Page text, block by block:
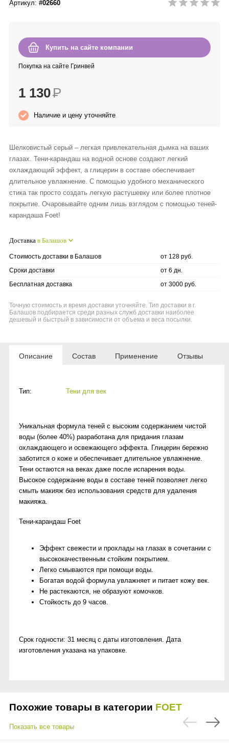
Intilia
Happy Dew
Enjoy Care
Green Minds
Артикул: #02660
Купить на сайте компании
Покупка на сайте Гринвей
1 130Р
Наличие и цену уточняйте
Шелковистый серый – легкая привлекательная дымка на ваших
глазах. Тени-карандаш на водной основе создают легкий
охлаждающий эффект, а глицерин в составе обеспечивает
длительное увлажнение. С помощью удобного механического
стика так просто создать легкую растушевку или более плотное
покрытие. Очаровывайте одним лишь взглядом с помощью теней-
карандаша Foet!
Доставка в Балашов
Стоимость доставки в Балашов
от 128 руб.
Сроки доставки
от 6 дн.
Бесплатная доставка
от 3000 руб.
Точную стоимость и время доставки уточняйте. Тип доставки в г.
Балашов подбирается среди разных служб доставки наиболее
дешевый и быстрый в зависимости от объема и веса посылки.
Описание Состав Применение Отзывы
Тип: Тени для век
Уникальная формула теней с высоким содержанием чистой
воды (более 40%) разработана для придания глазам
охлаждающего и освежающего эффекта. Глицерин бережно
заботится о коже и обеспечивает длительное увлажнение.
Тени остаются на веках даже после испарения воды.
Высокое содержание воды в составе теней позволяет легко
смыть макияж без использования средств для удаления
макияжа.
Тени-карандаш Foet
Эффект свежести и прохлады на глазах в сочетании с
высококачественным стойким покрытием.
Легко смываются при помощи воды.
Богатая водой формула увлажняет и питает кожу век.
Не растекаются, не образуют комочков.
Стойкость до 9 часов.
Срок годности: 31 месяц с даты изготовления. Дата
изготовления указана на упаковке.
Похожие товары в категории FOET
Показать все товары